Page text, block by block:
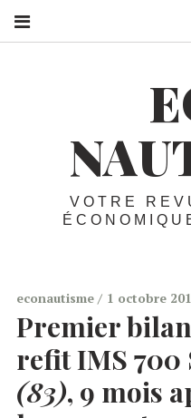
VOTRE
econautisme 1 octobre
Premier
refitIMS 700
(83), 9 mois